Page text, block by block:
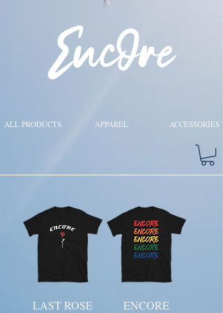
ALL PRODUCTS APPAREL ACCESSORIES
LAST ROSE
ENCORE